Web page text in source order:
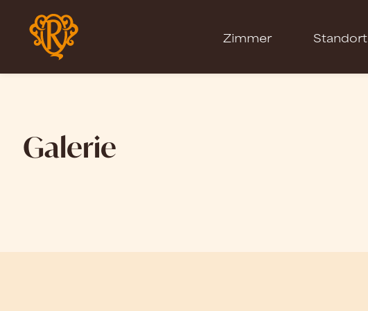
Zimmer Standort
Galerie